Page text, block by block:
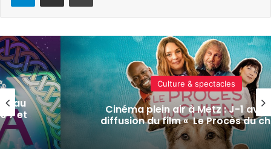
la
»
Actualité locale & société
La Moselle passe en vigilance
risques d’orages